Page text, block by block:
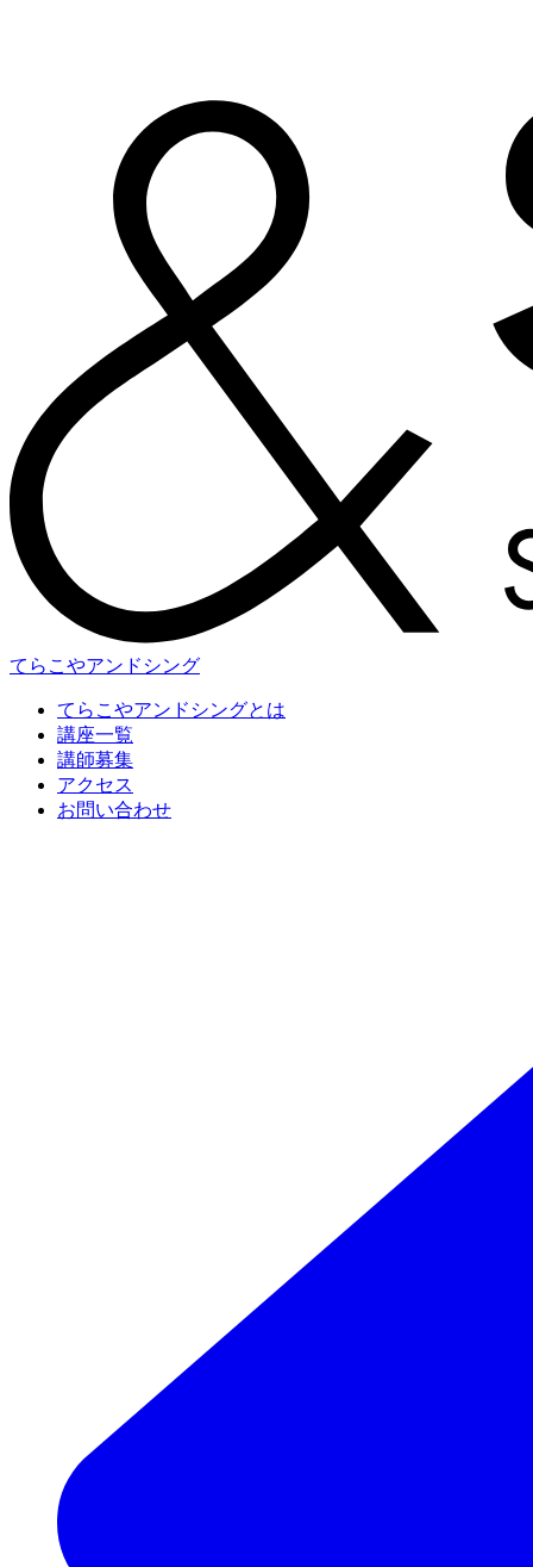
てらこやアンドシング
てらこやアンドシングとは
講座一覧
講師募集
アクセス
お問い合わせ